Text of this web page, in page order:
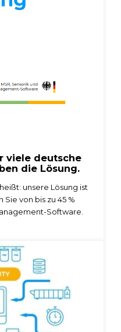
viele deutsche
die Lösung.
unsere Lösung ist
von bis zu 45 %
Software.